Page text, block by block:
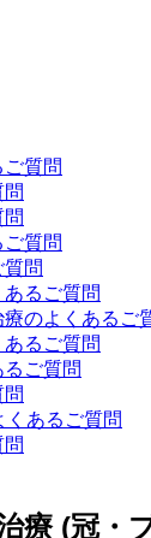
質問
質問
問
るご質問
のよくあるご
るご質問
ご質問
くあるご質問
療 (冠・